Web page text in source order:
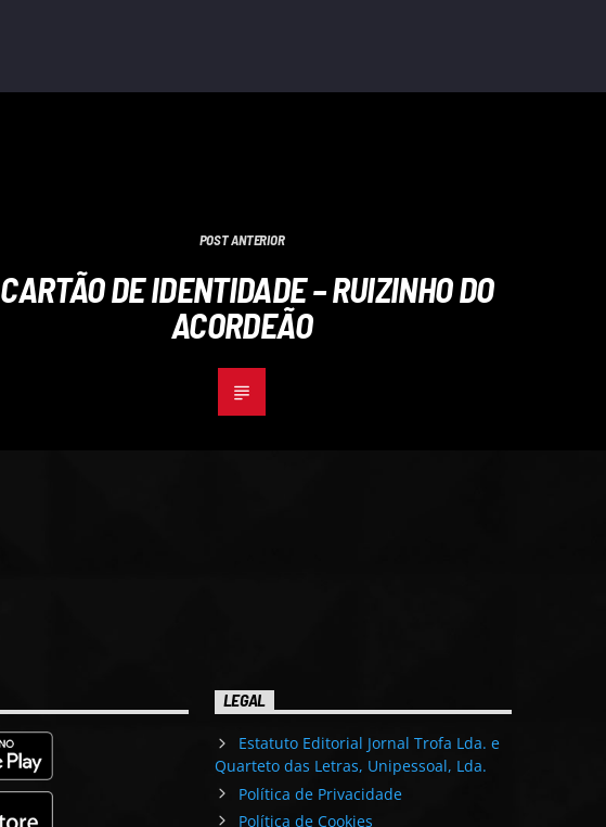
POST ANTERIOR
CARTÃO DE IDENTIDADE – RUIZINHO DO
ACORDEÃO
LEGAL
Estatuto Editorial Jornal Trofa Lda. e
Quarteto das Letras, Unipessoal, Lda.
Política de Privacidade
Política de Cookies